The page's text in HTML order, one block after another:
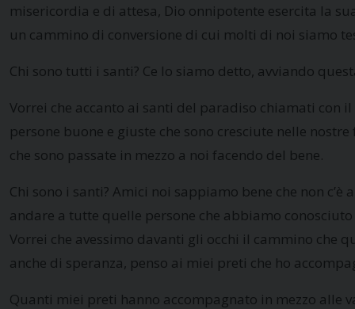
misericordia e di attesa, Dio onnipotente esercita la
un cammino di conversione di cui molti di noi siamo
Chi sono tutti i santi? Ce lo siamo detto, avviando
Vorrei che accanto ai santi del paradiso chiamati con
persone buone e giuste che sono cresciute nelle
che sono passate in mezzo a noi facendo del bene.
Chi sono i santi? Amici noi sappiamo bene che non
andare a tutte quelle persone che abbiamo
Vorrei che avessimo davanti gli occhi il cammino che
anche di speranza, penso ai miei preti che ho
Quanti miei preti hanno accompagnato in mezzo alle